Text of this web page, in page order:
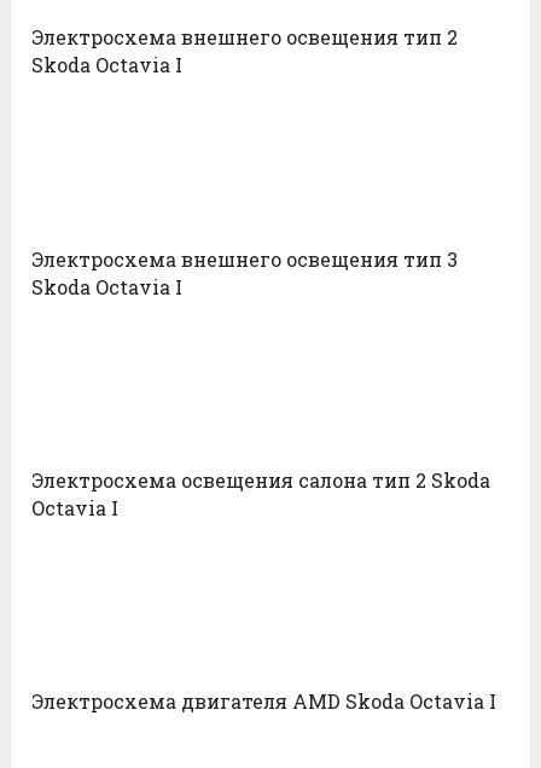
Электросхема внешнего освещения тип 2
Skoda Octavia I
Электросхема внешнего освещения тип 3
Skoda Octavia I
Электросхема освещения салона тип 2 Skoda
Octavia I
Электросхема двигателя AMD Skoda Octavia I